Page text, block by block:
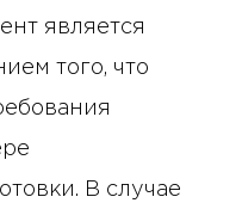
является
того, что
В случае